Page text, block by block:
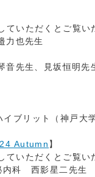
ていただくとご覧
力也先生
先生、見坂恒明先
ブリット（神戸大
Autumn 】
ていただくとご覧
内科 西影星二先生